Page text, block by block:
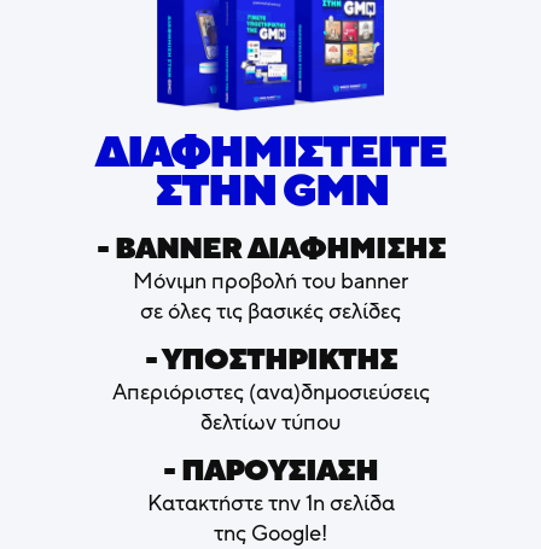
ΔΙΑΦΗΜΙΣΤΕΙΤΕ
ΣΤΗΝ GMN
- ΒΑNNER ΔΙΑΦΗΜΙΣΗΣ
Μόνιμη προβολή του banner
σε όλες τις βασικές σελίδες
- ΥΠΟΣΤΗΡΙΚΤΗΣ
Απεριόριστες (ανα)δημοσιεύσεις
δελτίων τύπου
- ΠΑΡΟΥΣΙΑΣΗ
Κατακτήστε την 1η σελίδα
της Google!